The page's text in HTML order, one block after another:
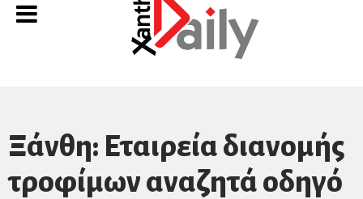
Ξάνθη: Εταιρεία διανομής
τροφίμων αναζητά οδηγό